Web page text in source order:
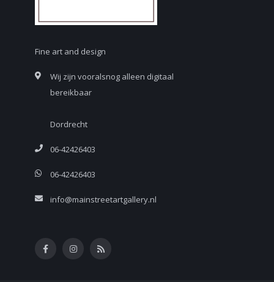
Fine art and design
Wij zijn vooralsnog alleen digitaal
bereikbaar
Dordrecht
06-42426403
06-42426403
info@mainstreetartgallery.nl